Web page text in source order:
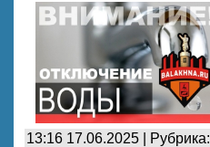
13:16 17.06.2025 | Рубрика: